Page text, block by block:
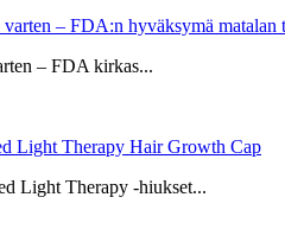
– FDA kirkas...
Light Therapy -hiukset...